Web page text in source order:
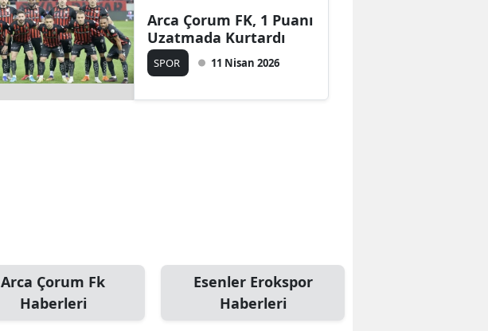
Çanakkale
Çankırı
Erzurum
Eskişehir
Arca Çorum FK, 1 Puanı
Uzatmada Kurtardı
SPOR 11 Nisan 2026
Arca Çorum Fk
Haberleri
Esenler Erokspor
Haberleri